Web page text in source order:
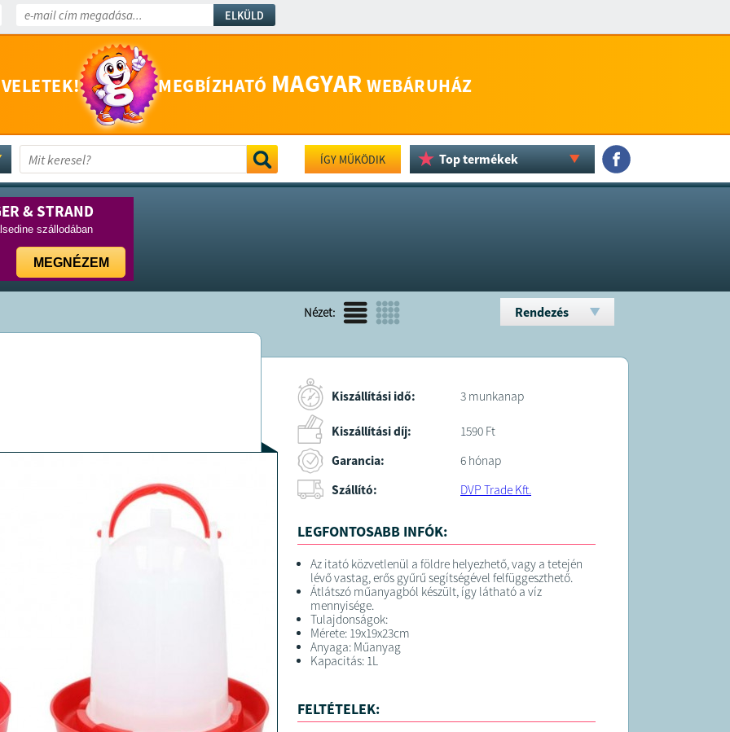
ELKÜLD
MEGBÍZHATÓ MAGYAR WEBÁRUHÁZ
ÍGY MŰKÖDIK Top termékek
& STRAND
szállodában
MEGNÉZEM
Nézet: Rendezés
Kiszállítási idő: 3 munkanap
Kiszállítási díj:
1590 Ft
Garancia:
6 hónap
Szállító:
DVP Trade Kft.
LEGFONTOSABB INFÓK:
Az itató közvetlenül a földre helyezhető, vagy a tetején
lévő vastag, erős gyűrű segítségével felfüggeszthető.
Átlátszó műanyagból készült, így látható a víz
mennyisége.
Tulajdonságok:
Mérete: 19x19x23cm
Anyaga: Műanyag
Kapacitás: 1L
FELTÉTELEK: